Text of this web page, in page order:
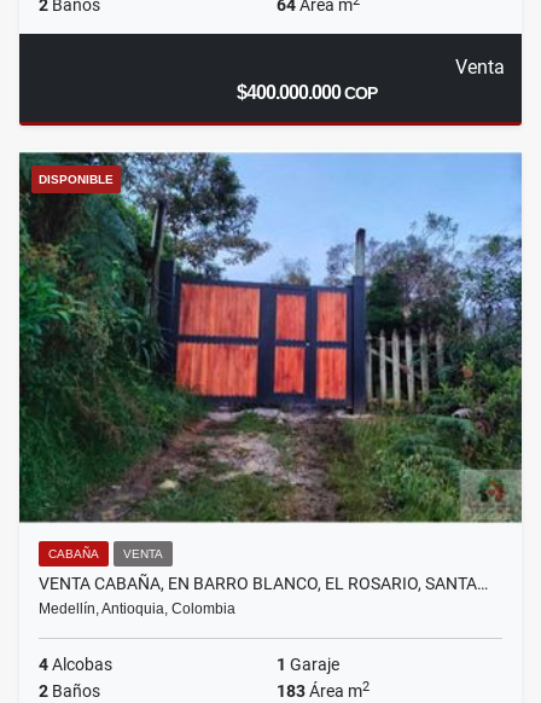
2 Baños 64Área m
Venta
$400.000.000COP
DISPONIBLE
CABAÑA VENTA
VENTA CABAÑA, EN BARRO BLANCO, EL ROSARIO, SANTA…
Medellín, Antioquia, Colombia
4Alcobas 1 Garaje
2 Baños 183Área m2